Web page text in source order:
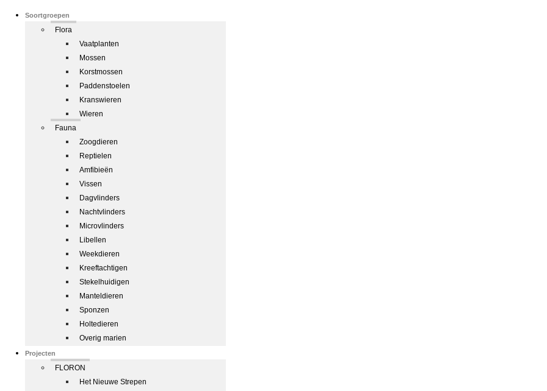
Soortgroepen
Flora
Vaatplanten
Mossen
Korstmossen
Paddenstoelen
Kranswieren
Wieren
Fauna
Zoogdieren
Reptielen
Amfibieën
Vissen
Dagvlinders
Nachtvlinders
Microvlinders
Libellen
Weekdieren
Kreeftachtigen
Stekelhuidigen
Manteldieren
Sponzen
Holtedieren
Overig marien
Projecten
FLORON
Het Nieuwe Strepen